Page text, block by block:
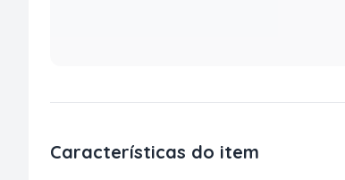
Características do item